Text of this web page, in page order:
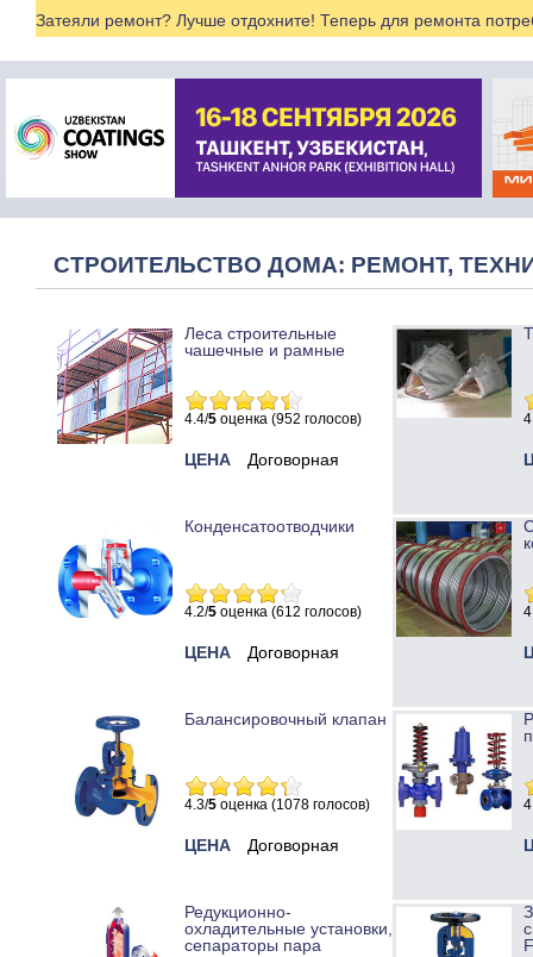
Затеяли ремонт? Лучше отдохните! Теперь для ремонта
СТРОИТЕЛЬСТВО ДОМА: РЕМОНТ,
Леса строительные
чашечные и рамные
4.4/5 оценка (952 голосов)
ЦЕНА Договорная
Конденсатоотводчики
4.2/5 оценка (612 голосов)
ЦЕНА Договорная
Балансировочный клапан
4.3/5 оценка (1078 голосов)
ЦЕНА Договорная
Редукционно-
охладительные установки,
сепараторы пара